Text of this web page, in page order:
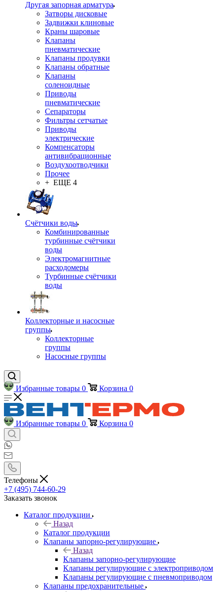
Другая запорная арматура
Затворы дисковые
Задвижки клиновые
Краны шаровые
Клапаны
пневматические
Клапаны продувки
Клапаны обратные
Клапаны
соленоидные
Приводы
пневматические
Сепараторы
Фильтры сетчатые
Приводы
электрические
Компенсаторы
антивибрационные
Воздухоотводчики
Прочее
+ ЕЩЕ 4
Счётчики воды
Комбинированные
турбинные счётчики
воды
Электромагнитные
расходомеры
Турбинные счётчики
воды
Коллекторные и насосные
группы
Коллекторные
группы
Насосные группы
Избранные товары 0 Корзина 0
Избранные товары 0 Корзина 0
Телефоны
+7 (495) 744-60-29
Заказать звонок
Каталог продукции
Назад
Каталог продукции
Клапаны запорно-регулирующие
Назад
Клапаны запорно-регулирующие
Клапаны регулирующие с электроприводом
Клапаны регулирующие с пневмоприводом
Клапаны предохранительные